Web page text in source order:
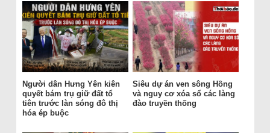
Người dân Hưng Yên kiên
quyết bám trụ giữ đất tổ
tiên trước làn sóng đô thị
hóa ép buộc
Siêu dự án ven sông Hồng
và nguy cơ xóa sổ các làng
đào truyền thống